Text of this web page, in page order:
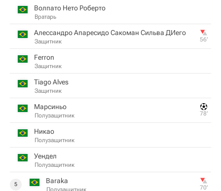
Волпато Нето Роберто
Вратарь
Алессандро Апаресидо Сакоман Сильва ДИего
Защитник 56‎’‎
Ferron
Защитник
Tiago Alves
Защитник
Марсиньо
Полузащитник 78‎’‎
Никао
Полузащитник
Уендел
Полузащитник
5 Baraka
Полузащитник 70‎’‎